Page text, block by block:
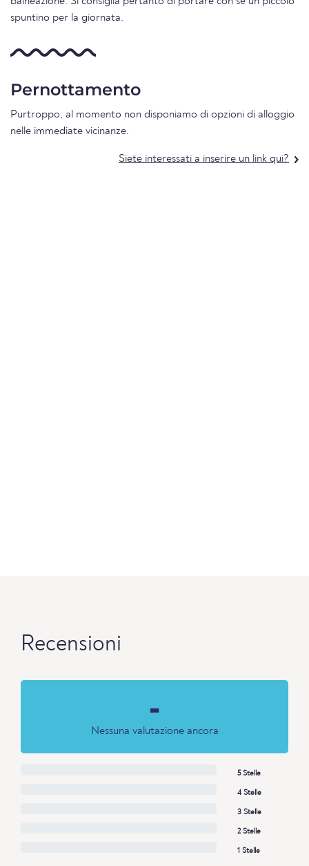
spuntino per la giornata.
Pernottamento
Purtroppo, al momento non disponiamo di opzioni di alloggio
nelle immediate vicinanze.
Siete interessati a inserire un link qui?
Recensioni
-
Nessuna valutazione ancora
5 Stelle
4 Stelle
3 Stelle
2 Stelle
1 Stelle